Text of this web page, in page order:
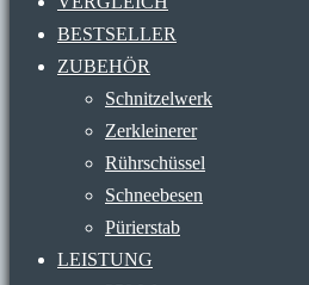
BESTSELLER
ZUBEHÖR
Schnitzelwerk
Zerkleinerer
Rührschüssel
Schneebesen
Pürierstab
LEISTUNG